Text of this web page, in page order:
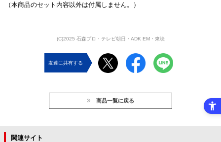
（本商品のセット内容以外は付属しません。）
(C)2025 石森プロ・テレビ朝日・ADK EM・東映
友達に共有する
商品一覧に戻る
関連サイト